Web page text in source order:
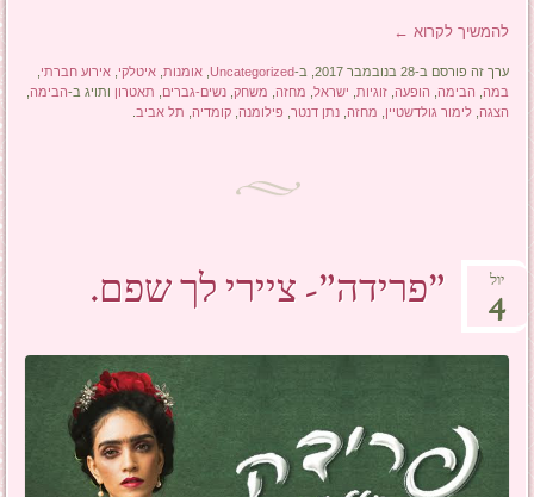
להמשיך לקרוא ←
ערך זה פורסם ב-28 בנובמבר 2017, ב- Uncategorized
,אומנות ,איטלקי ,אירוע חברתי
במה הבימה הופעה ,זוגיות ישראל מחזה משחק ,נשים-גברים תאטרון ותויג ב-הבימה
הצגה ,לימור גולדשטיין מחזה ,נתן דנטר פילומנה ,קומדיה תל אביב
"פרידה"- ציירי לך שפם. יול
4